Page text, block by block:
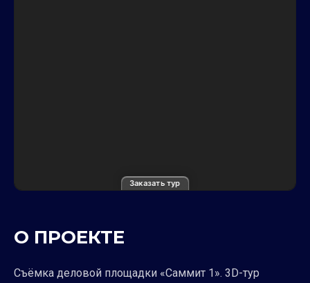
Заказать тур
О ПРОЕКТЕ
Съёмка деловой площадки «Саммит 1». 3D-тур